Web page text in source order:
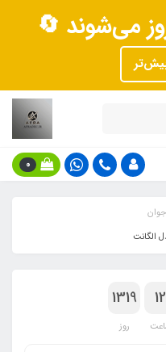
می‌شوند 🔄
0
الگانت
1319
روز
12